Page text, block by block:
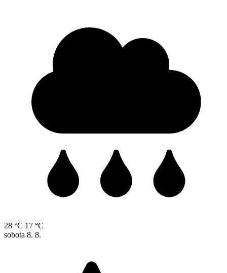
28 °C 17 °C
sobota 8. 8.